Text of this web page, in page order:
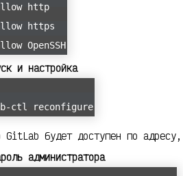
http
https
OpenSSH
и настройка
ctl reconfigure
GitLab будет доступен по
администратора